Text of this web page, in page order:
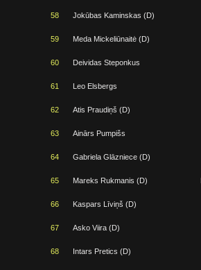
58 Jokūbas Kaminskas (D)
59 Meda Mickeliūnaitė (D)
60 Deividas Steponkus
61 Leo Elsbergs
62 Atis Praudiņš (D)
63 Ainārs Pumpišs
64 Gabriela Glāzniece (D)
65 Mareks Rukmanis (D)
66 Kaspars Līviņš (D)
67 Asko Viira (D)
68 Intars Pretics (D)